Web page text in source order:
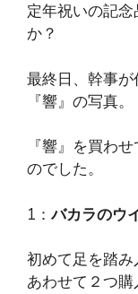
定年祝いの記
か？
最終日、幹事が
『響』の写真。
『響』を買わ
のでした。
1：バカラのウ
初めて足を踏
あわせて２つ購